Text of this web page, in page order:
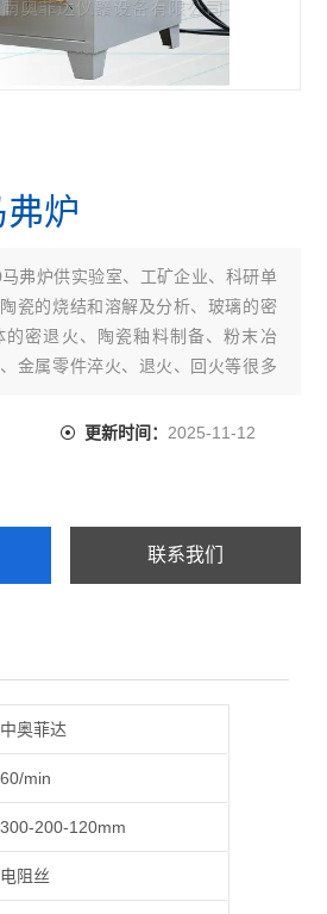
炉
弗炉供实验室、工矿企业、科研单
瓷的烧结和溶解及分析、玻璃的密
密退火、陶瓷釉料制备、粉末冶
金属零件淬火、退火、回火等很多
更新时间： 2025-11-12
联系我们
中奥菲达
60/min
300-200-120mm
电阻丝